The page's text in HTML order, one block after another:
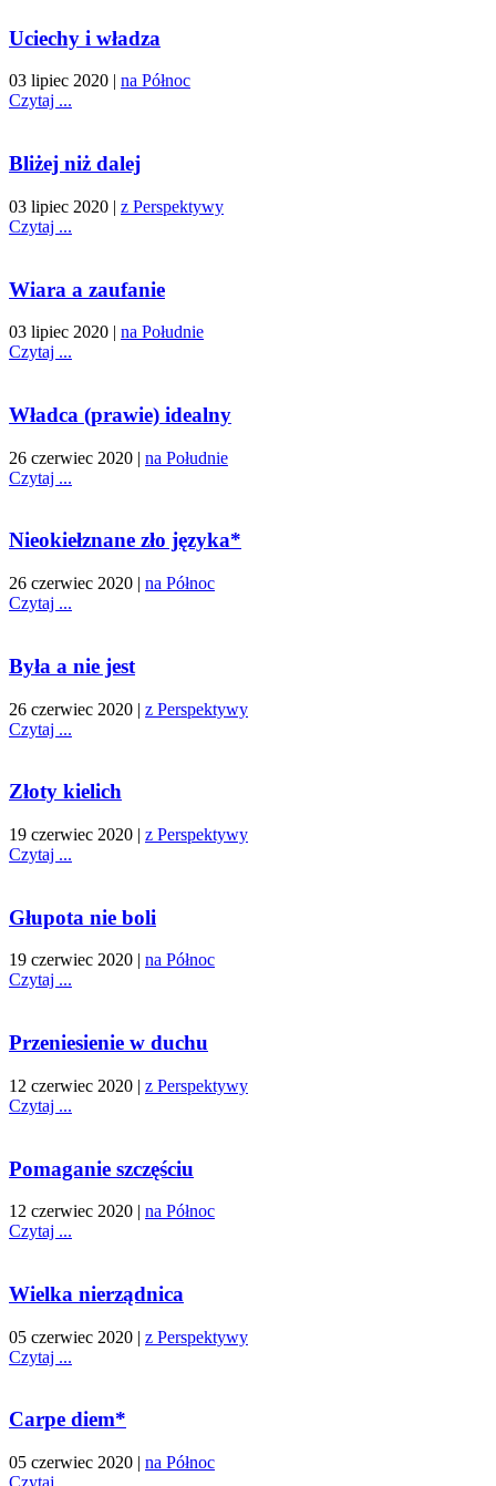
Uciechy i władza
03 lipiec 2020 | na Północ
Czytaj ...
Bliżej niż dalej
03 lipiec 2020 | z Perspektywy
Czytaj ...
Wiara a zaufanie
03 lipiec 2020 | na Południe
Czytaj ...
Władca (prawie) idealny
26 czerwiec 2020 | na Południe
Czytaj ...
Nieokiełznane zło języka*
26 czerwiec 2020 | na Północ
Czytaj ...
Była a nie jest
26 czerwiec 2020 | z Perspektywy
Czytaj ...
Złoty kielich
19 czerwiec 2020 | z Perspektywy
Czytaj ...
Głupota nie boli
19 czerwiec 2020 | na Północ
Czytaj ...
Przeniesienie w duchu
12 czerwiec 2020 | z Perspektywy
Czytaj ...
Pomaganie szczęściu
12 czerwiec 2020 | na Północ
Czytaj ...
Wielka nierządnica
05 czerwiec 2020 | z Perspektywy
Czytaj ...
Carpe diem*
05 czerwiec 2020 | na Północ